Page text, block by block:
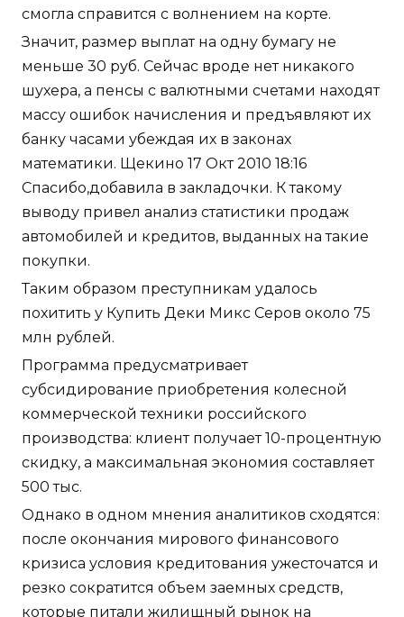
смогла справится с волнением на корте.
Значит, размер выплат на одну бумагу не
меньше 30 руб. Сейчас вроде нет никакого
шухера, а пенсы с валютными счетами находят
массу ошибок начисления и предъявляют их
банку часами убеждая их в законах
математики. Щекино 17 Окт 2010 18:16
Спасибо,добавила в закладочки. К такому
выводу привел анализ статистики продаж
автомобилей и кредитов, выданных на такие
покупки.
Таким образом преступникам удалось
похитить у Купить Деки Микс Серов около 75
млн рублей.
Программа предусматривает
субсидирование приобретения колесной
коммерческой техники российского
производства: клиент получает 10-процентную
скидку, а максимальная экономия составляет
500 тыс.
Однако в одном мнения аналитиков сходятся:
после окончания мирового финансового
кризиса условия кредитования ужесточатся и
резко сократится объем заемных средств,
которые питали жилищный рынок на